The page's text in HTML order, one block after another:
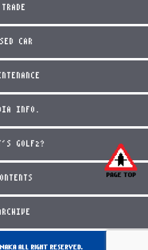
TRADE
CAR
INFO.
GOLF2?
ALL RIGHT RESERVED.